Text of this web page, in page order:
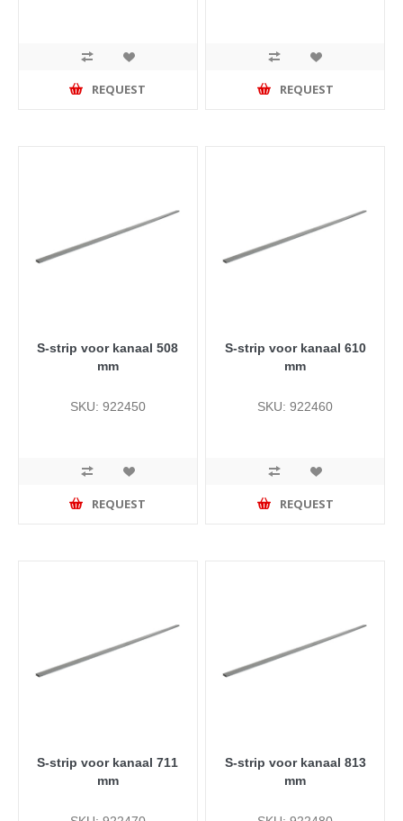
REQUEST REQUEST
S-strip voor kanaal 508
mm
SKU: 922450
REQUEST
S-strip voor kanaal 610
mm
SKU: 922460
REQUEST
S-strip voor kanaal 711
mm
S-strip voor kanaal 813
mm